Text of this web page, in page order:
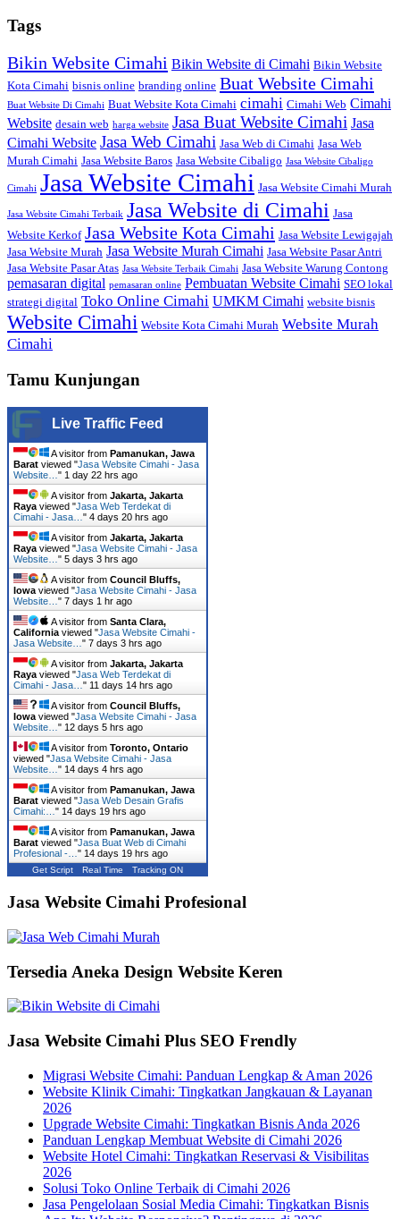
Tags
Bikin Website Cimahi Bikin Website di Cimahi Bikin Website
Kota Cimahi bisnis online branding online Buat Website Cimahi
Buat Website Di Cimahi Buat Website Kota Cimahi cimahi Cimahi Web Cimahi
Website desain web harga website Jasa Buat Website Cimahi Jasa
Cimahi Website Jasa Web Cimahi Jasa Web di Cimahi Jasa Web
Murah Cimahi Jasa Website Baros Jasa Website Cibaligo Jasa Website Cibaligo
Cimahi Jasa Website Cimahi Jasa Website Cimahi Murah
Jasa Website Cimahi Terbaik Jasa Website di Cimahi Jasa
Website Kerkof Jasa Website Kota Cimahi Jasa Website Lewigajah
Jasa Website Murah Jasa Website Murah Cimahi Jasa Website Pasar Antri
Jasa Website Pasar Atas Jasa Website Terbaik Cimahi Jasa Website Warung Contong
pemasaran digital pemasaran online Pembuatan Website Cimahi SEO lokal
strategi digital Toko Online Cimahi UMKM Cimahi website bisnis
Website Cimahi Website Kota Cimahi Murah Website Murah
Cimahi
Tamu Kunjungan
Live Traffic Feed
A visitor from Pamanukan, Jawa
Barat viewed "Jasa Website Cimahi - Jasa
Website… " 1 day 22 hrs ago
A visitor from Jakarta, Jakarta
Raya viewed "Jasa Web Terdekat di
Cimahi - Jasa… " 4 days 20 hrs ago
A visitor from Jakarta, Jakarta
Raya viewed "Jasa Website Cimahi - Jasa
Website… " 5 days 3 hrs ago
A visitor from Council Bluffs,
Iowa viewed "Jasa Website Cimahi - Jasa
Website… " 7 days 1 hr ago
A visitor from Santa Clara,
California viewed "Jasa Website Cimahi -
Jasa Website… " 7 days 3 hrs ago
A visitor from Jakarta, Jakarta
Raya viewed "Jasa Web Terdekat di
Cimahi - Jasa… " 11 days 14 hrs ago
A visitor from Council Bluffs,
Iowa viewed "Jasa Website Cimahi - Jasa
Website… " 12 days 5 hrs ago
A visitor from Toronto, Ontario
viewed "Jasa Website Cimahi - Jasa
Website… " 14 days 4 hrs ago
A visitor from Pamanukan, Jawa
Barat viewed "Jasa Web Desain Grafis
Cimahi:… " 14 days 19 hrs ago
A visitor from Pamanukan, Jawa
Barat viewed "Jasa Buat Web di Cimahi
Profesional -… " 14 days 19 hrs ago
Get Script Real Time Tracking ON
Jasa Website Cimahi Profesional
Tersedia Aneka Design Website Keren
Jasa Website Cimahi Plus SEO Frendly
Migrasi Website Cimahi: Panduan Lengkap & Aman 2026
Website Klinik Cimahi: Tingkatkan Jangkauan & Layanan
2026
Upgrade Website Cimahi: Tingkatkan Bisnis Anda 2026
Panduan Lengkap Membuat Website di Cimahi 2026
Website Hotel Cimahi: Tingkatkan Reservasi & Visibilitas
2026
Solusi Toko Online Terbaik di Cimahi 2026
Jasa Pengelolaan Sosial Media Cimahi: Tingkatkan Bisnis